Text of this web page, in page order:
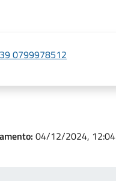
0799978512
04/12/2024, 12:04